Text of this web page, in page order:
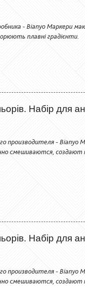
- Bianyo Маркери
плавні градієнти.
Набір для
производителя -
смешиваются, создают
Набір для
производителя -
смешиваются, создают